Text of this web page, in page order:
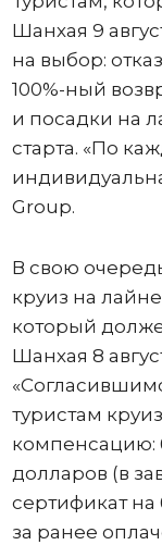
Шанхая 9
на выбор:
100%-ный
и посадки на
старта. «По
Group.
В свою
круиз на
который
Шанхая 8
туристам
компенсацию:
долларов (в
сертификат на
за ранее